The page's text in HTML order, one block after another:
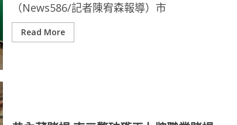
（News586/記者陳宥森報導）市
Read More